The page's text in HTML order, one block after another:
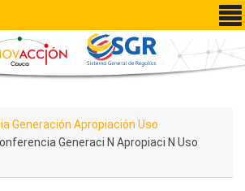
Generación Apropiación Uso
Generaci N Apropiaci N Uso